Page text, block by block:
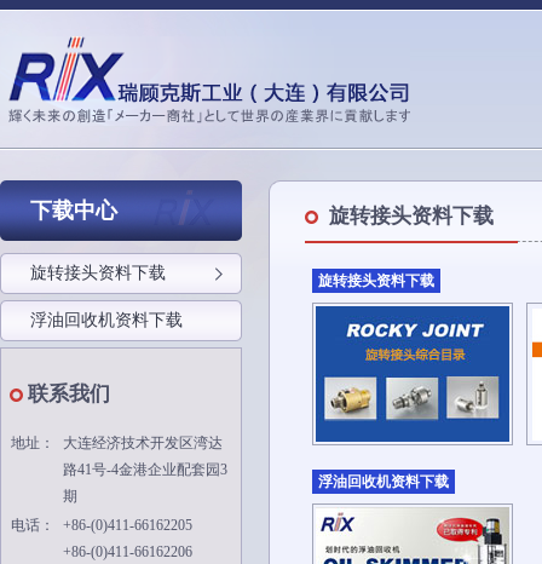
下载中心
旋转接头资料下载
浮油回收机资料下载
联系我们
地址：
大连经济技术开发区湾达
路41号-4金港企业配套园3
期
电话：
+86-(0)411-66162205
+86-(0)411-66162206
旋转接头资料下载
旋转接头资料下载
浮油回收机资料下载